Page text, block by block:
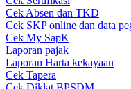
Cek Absen dan TKD
Cek SKP online dan data
Cek My SapK
Laporan pajak
Laporan Harta kekayaan
Cek Tapera